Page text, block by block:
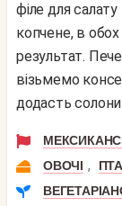
філе для
копчене, в
результат.
візьмемо
додасть
ОВОЧІ ,